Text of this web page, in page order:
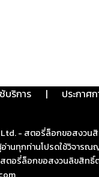
บริการ | ประกาศ
- สตอรี่ล็อกขอสงวน
นทุกท่านโปรดใช้วิจาร
สตอรี่ล็อกขอสงวนลิขสิ